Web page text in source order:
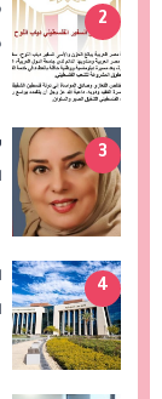
2
3
4